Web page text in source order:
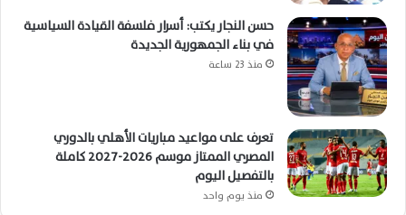
حسن النجار يكتب: أسرار فلسفة القيادة السياسية
في بناء الجمهورية الجديدة
منذ 23 ساعة
تعرف على مواعيد مباريات الأهلي بالدوري
المصري الممتاز موسم 2026-2027 كاملة
بالتفصيل اليوم
منذ يوم واحد